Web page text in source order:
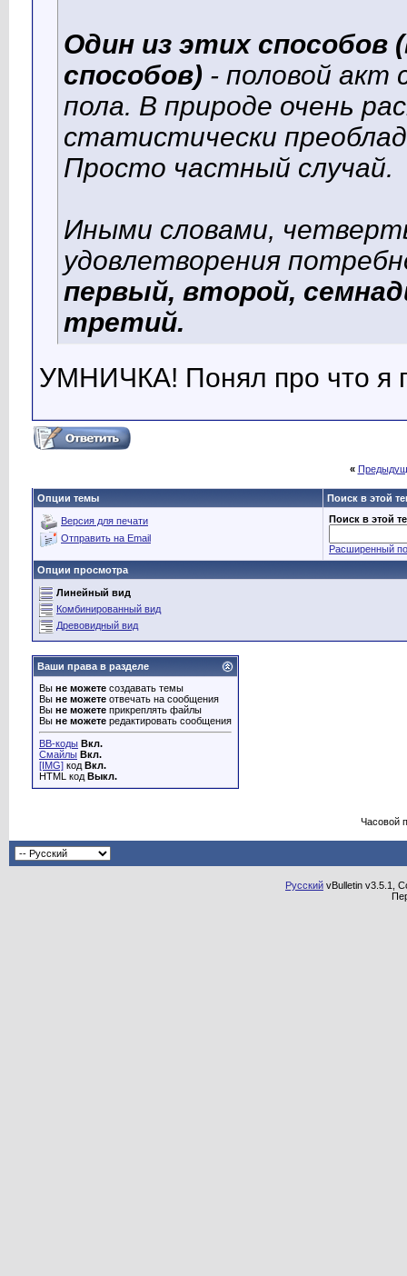
Один из этих способов
способов) - половой акт
пола. В природе очень
статистически
Просто частный случай.
Иными словами,
удовлетворения
первый, второй,
третий.
УМНИЧКА! Понял про что я
«
Опции темы Поиск в этой
Версия для печати
Отправить на Email
Поиск в этой
Расширенный
Опции просмотра
Линейный вид
Комбинированный вид
Древовидный вид
Ваши права в разделе
Вы не можете создавать темы
Вы не можете отвечать на сообщения
Вы не можете прикреплять файлы
Вы не можете редактировать сообщения
BB-коды Вкл.
Смайлы Вкл.
[IMG] код Вкл.
HTML код Выкл.
Часовой
Русский vBulletin v3.5.1,